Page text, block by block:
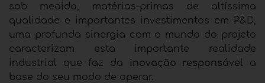
sob medida, matérias-primas de altíssima
qualidade e importantes investimentos em P&D,
uma profunda sinergia com o mundo do projeto
caracterizam esta importante realidade
industrial
que faz da inovação responsável a
base do seu modo de operar.